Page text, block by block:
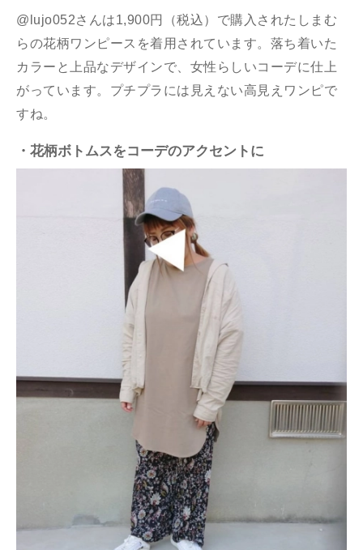
@lujo052さんは1,900円（税込）で購入されたしまむ
らの花柄ワンピースを着用されています。落ち着いた
カラーと上品なデザインで、女性らしいコーデに仕上
がっています。プチプラには見えない高見えワンピで
すね。
・花柄ボトムスをコーデのアクセントに